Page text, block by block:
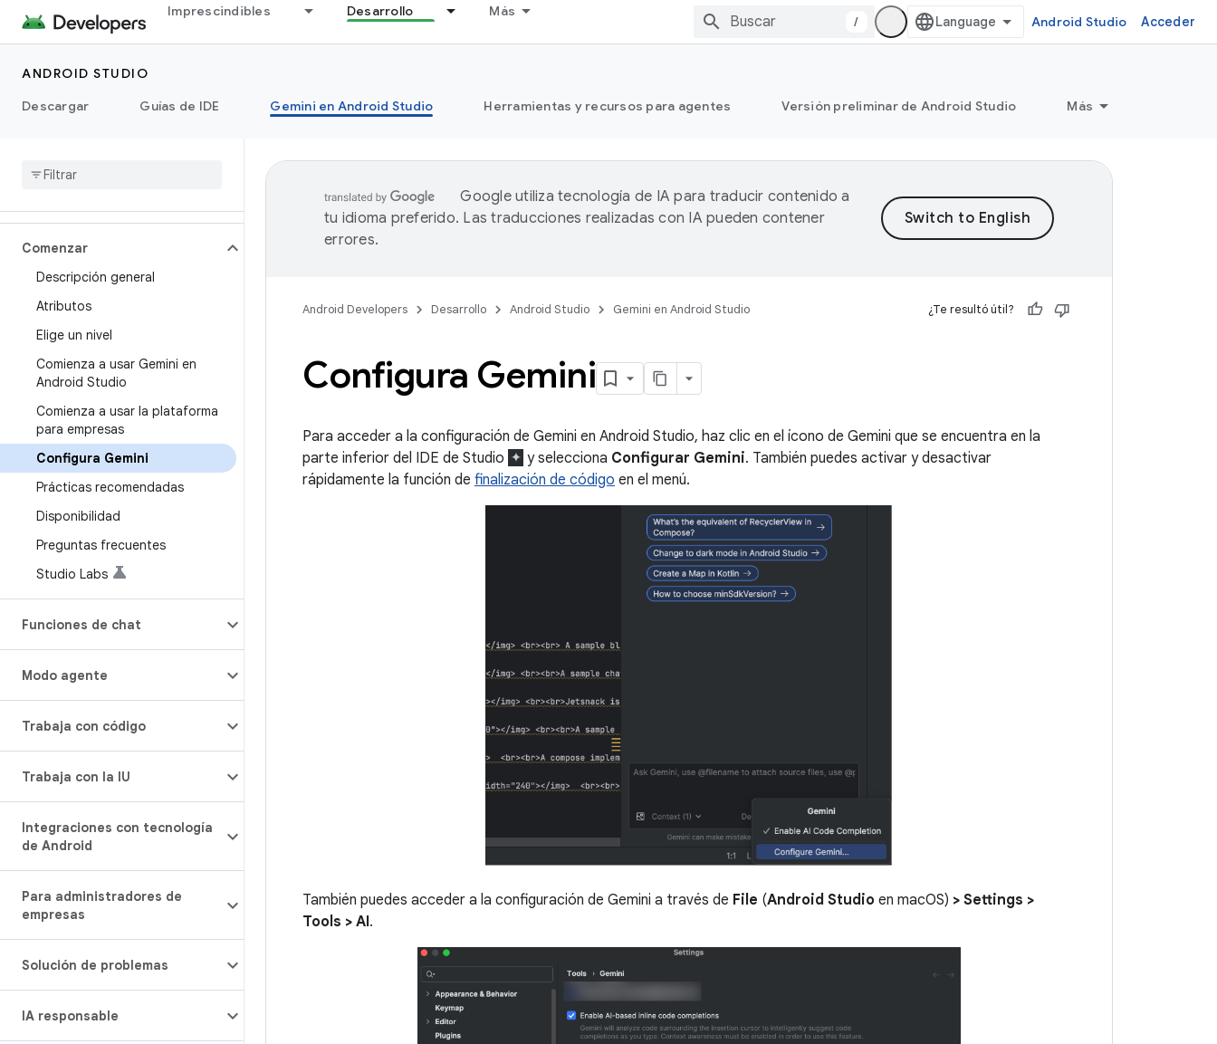
Imprescindibles Desarrollo Más
/ Android Studio Acceder
ANDROID STUDIO
Descargar
Guías de IDE Gemini en Android Studio Herramientas y recursos para agentes Versión preliminar de Android Studio Más
Comenzar
Descripción general
Atributos
Elige un nivel
Comienza a usar Gemini en
Android Studio
Comienza a usar la plataforma
para empresas
Configura Gemini
Prácticas recomendadas
Disponibilidad
Preguntas frecuentes
Studio Labs
Funciones de chat
Modo agente
Trabaja con código
Trabaja con la IU
Integraciones con tecnología
de Android
Para administradores de
empresas
Solución de problemas
IA responsable
Google utiliza tecnología de IA para traducir contenido a
tu idioma preferido. Las traducciones realizadas con IA pueden contener
errores.
Android Developers Desarrollo Android Studio Gemini en Android Studio ¿Te resultó útil?
Configura Gemini
Para acceder a la configuración de Gemini en Android Studio, haz clic en el ícono de Gemini que se encuentra en la
parte inferior del IDE de Studio
y selecciona Configurar Gemini. También puedes activar y desactivar
rápidamente la función de finalización de código en el menú.
También puedes acceder a la configuración de Gemini a través de File (Android Studio en macOS) > Settings >
Tools > AI.